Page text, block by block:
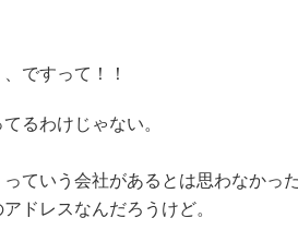
ですって！！
るわけじゃない。
ていう会社があるとは思わなかった
ドレスなんだろうけど。